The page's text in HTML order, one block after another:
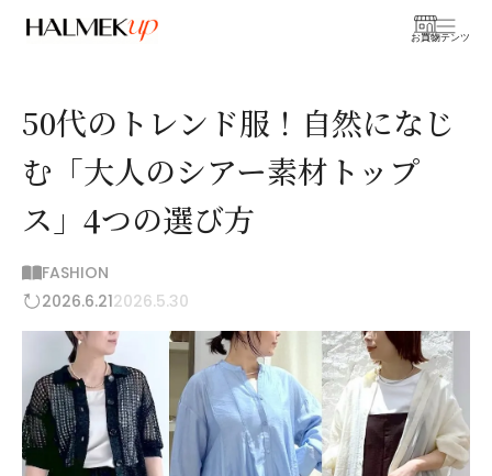
お買物
コンテンツ
50代のトレンド服！自然になじ
む「大人のシアー素材トップ
ス」4つの選び方
FASHION
2026.6.212026.5.30